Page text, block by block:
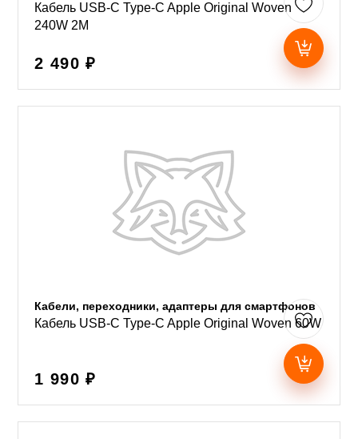
Кабель USB-C Type-C Apple Original Woven
240W 2М
2 490 ₽
Кабели, переходники, адаптеры для смартфонов
Кабель USB-C Type-C Apple Original Woven 60W
1 990 ₽